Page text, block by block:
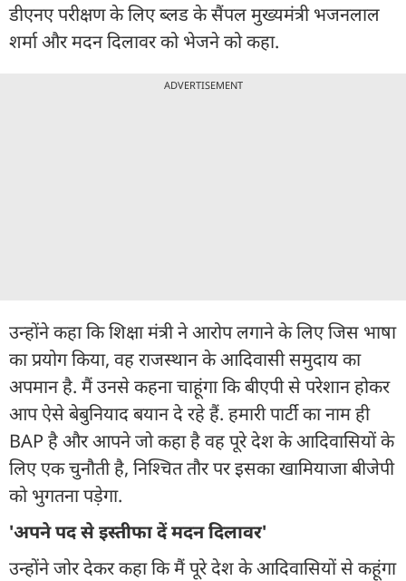
डीएनए परीक्षण के लिए ब्लड के सैंपल मुख्यमंत्री भजनलाल
शर्मा और मदन दिलावर को भेजने को कहा.
ADVERTISEMENT
उन्होंने कहा कि शिक्षा मंत्री ने आरोप लगाने के लिए जिस भाषा
का प्रयोग किया, वह राजस्थान के आदिवासी समुदाय का
अपमान है. मैं उनसे कहना चाहूंगा कि बीएपी से परेशान होकर
आप ऐसे बेबुनियाद बयान दे रहे हैं. हमारी पार्टी का नाम ही
BAP है और आपने जो कहा है वह पूरे देश के आदिवासियों के
लिए एक चुनौती है, निश्चित तौर पर इसका खामियाजा बीजेपी
को भुगतना पड़ेगा.
'अपने पद से इस्तीफा दें मदन दिलावर'
उन्होंने जोर देकर कहा कि मैं पूरे देश के आदिवासियों से कहूंगा